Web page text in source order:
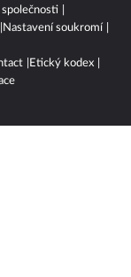
Nastavení soukromí
Etický kodex